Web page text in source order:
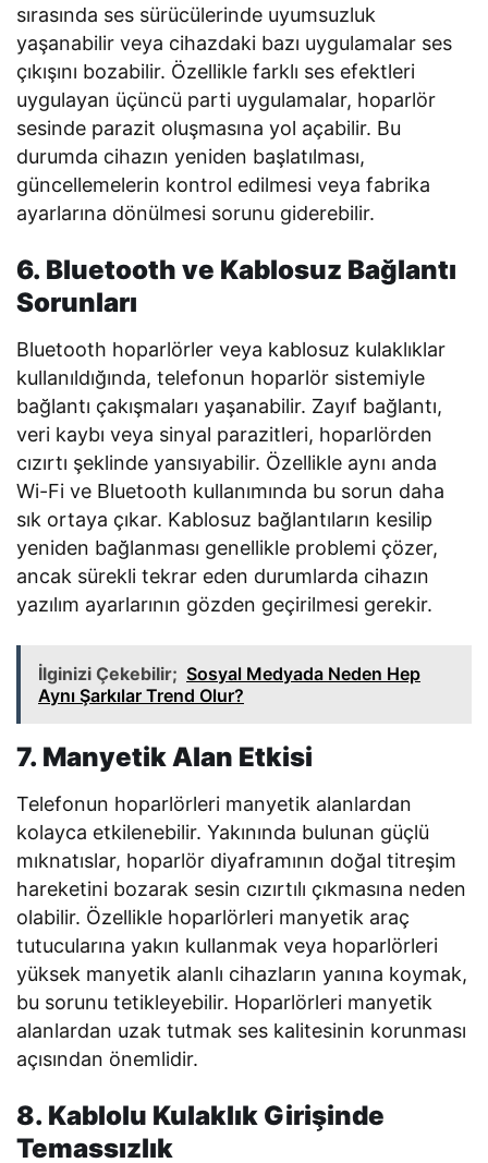
sırasında ses sürücülerinde uyumsuzluk
yaşanabilir veya cihazdaki bazı uygulamalar ses
çıkışını bozabilir. Özellikle farklı ses efektleri
uygulayan üçüncü parti uygulamalar, hoparlör
sesinde parazit oluşmasına yol açabilir. Bu
durumda cihazın yeniden başlatılması,
güncellemelerin kontrol edilmesi veya fabrika
ayarlarına dönülmesi sorunu giderebilir.
6. Bluetooth ve Kablosuz Bağlantı
Sorunları
Bluetooth hoparlörler veya kablosuz kulaklıklar
kullanıldığında, telefonun hoparlör sistemiyle
bağlantı çakışmaları yaşanabilir. Zayıf bağlantı,
veri kaybı veya sinyal parazitleri, hoparlörden
cızırtı şeklinde yansıyabilir. Özellikle aynı anda
Wi-Fi ve Bluetooth kullanımında bu sorun daha
sık ortaya çıkar. Kablosuz bağlantıların kesilip
yeniden bağlanması genellikle problemi çözer,
ancak sürekli tekrar eden durumlarda cihazın
yazılım ayarlarının gözden geçirilmesi gerekir.
İlginizi Çekebilir; Sosyal Medyada Neden Hep
Aynı Şarkılar Trend Olur?
7. Manyetik Alan Etkisi
Telefonun hoparlörleri manyetik alanlardan
kolayca etkilenebilir. Yakınında bulunan güçlü
mıknatıslar, hoparlör diyaframının doğal titreşim
hareketini bozarak sesin cızırtılı çıkmasına neden
olabilir. Özellikle hoparlörleri manyetik araç
tutucularına yakın kullanmak veya hoparlörleri
yüksek manyetik alanlı cihazların yanına koymak,
bu sorunu tetikleyebilir. Hoparlörleri manyetik
alanlardan uzak tutmak ses kalitesinin korunması
açısından önemlidir.
8. Kablolu Kulaklık Girişinde
Temassızlık